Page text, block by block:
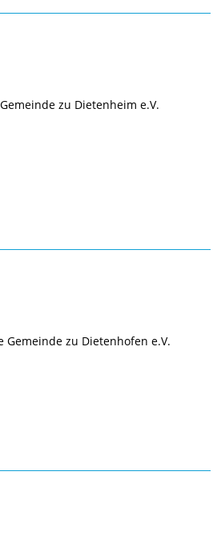
zu Dietenheim e.V.
Gemeinde zu Dietenhofen e.V.